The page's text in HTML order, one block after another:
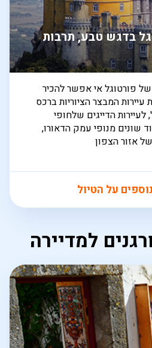
בדגש טבע, תרבות
פורטוגל אי אפשר להכיר
המבצר הציוריות ברכס
הדייגים שלחופי
שונים מנופי עמק הדאורו,
אזור הצפון
על הטיול
למדיירה